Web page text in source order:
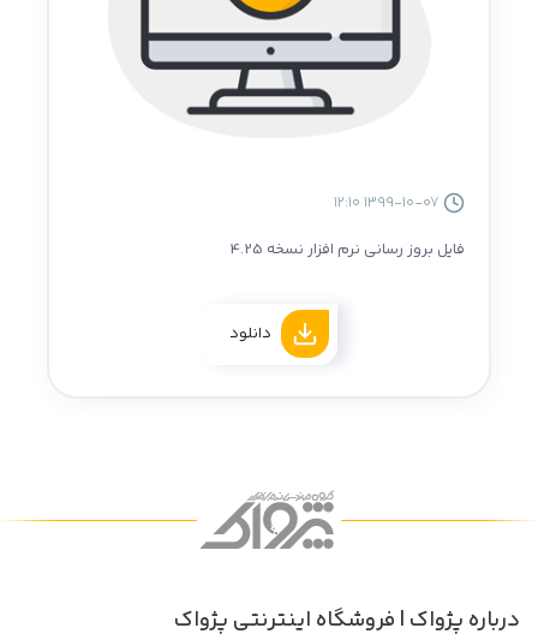
فایل بروز رسانی نرم افزار نسخه 4.25
دانلود
درباره پژواک | فروشگاه اینترنتی پژواک